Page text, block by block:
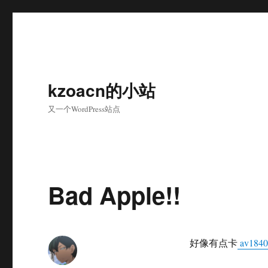
kzoacn的小站
又一个WordPress站点
Bad Apple!!
好像有点卡